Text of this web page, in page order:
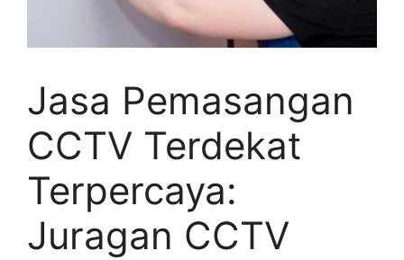
Jasa Pemasangan
CCTV Terdekat
Terpercaya:
Juragan CCTV